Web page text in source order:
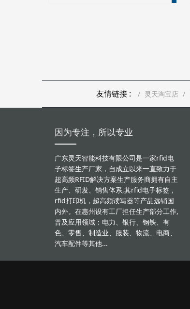
友情链接 : 灵天淘宝店
因为专注，所以专业
广东灵天智能科技有限公司是一家rfid电
子标签生产厂家，自成立以来一直致力于
超高频RFID解决方案生产服务商拥有自主
生产、研发、销售体系,其rfid电子标签，
rfid打印机，超高频读写器等产品远销国
内外。在惠州设有工厂担任生产部分工作,
普及应用领域：电力、银行、钢铁、有
色、零售、制造业、服装、物流、电商、
汽车配件等其他...